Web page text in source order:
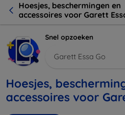
Hoesjes, beschermingen en
accessoires voor Garett
Snel opzoeken
Garett Essa Go
Hoesjes,
accessoires voor